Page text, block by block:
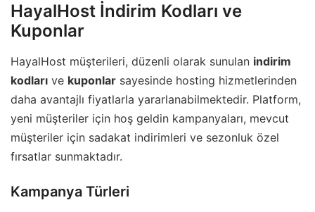
HayalHost İndirim Kodları ve
Kuponlar
HayalHost müşterileri, düzenli olarak sunulan indirim
kodları ve kuponlar sayesinde hosting hizmetlerinden
daha avantajlı fiyatlarla yararlanabilmektedir. Platform,
yeni müşteriler için hoş geldin kampanyaları, mevcut
müşteriler için sadakat indirimleri ve sezonluk özel
fırsatlar sunmaktadır.
Kampanya Türleri